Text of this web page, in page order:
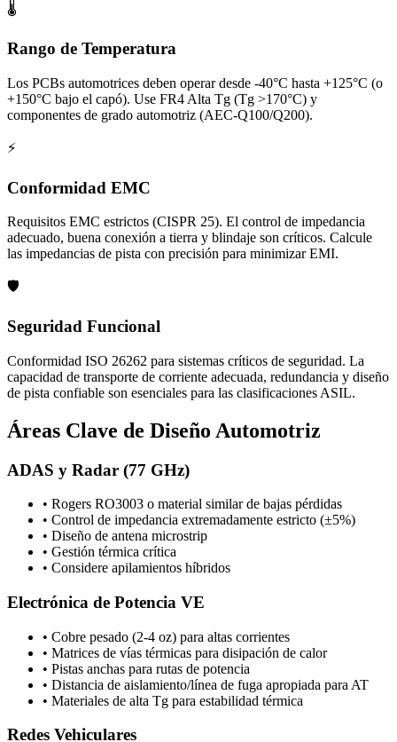
🌡️
Rango de Temperatura
Los PCBs automotrices deben operar desde -40°C hasta +125°C (o
+150°C bajo el capó). Use FR4 Alta Tg (Tg >170°C) y
componentes de grado automotriz (AEC-Q100/Q200).
⚡
Conformidad EMC
Requisitos EMC estrictos (CISPR 25). El control de impedancia
adecuado, buena conexión a tierra y blindaje son críticos. Calcule
las impedancias de pista con precisión para minimizar EMI.
🛡️
Seguridad Funcional
Conformidad ISO 26262 para sistemas críticos de seguridad. La
capacidad de transporte de corriente adecuada, redundancia y diseño
de pista confiable son esenciales para las clasificaciones ASIL.
Áreas Clave de Diseño Automotriz
ADAS y Radar (77 GHz)
• Rogers RO3003 o material similar de bajas pérdidas
• Control de impedancia extremadamente estricto (±5%)
• Diseño de antena microstrip
• Gestión térmica crítica
• Considere apilamientos híbridos
Electrónica de Potencia VE
• Cobre pesado (2-4 oz) para altas corrientes
• Matrices de vías térmicas para disipación de calor
• Pistas anchas para rutas de potencia
• Distancia de aislamiento/línea de fuga apropiada para AT
• Materiales de alta Tg para estabilidad térmica
Redes Vehiculares